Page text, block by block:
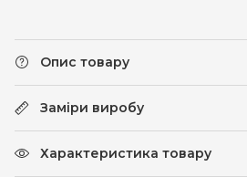
Опис товару
Заміри виробу
Характеристика товару